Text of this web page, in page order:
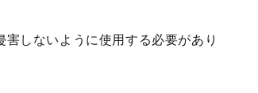
しないように使用する必要があり